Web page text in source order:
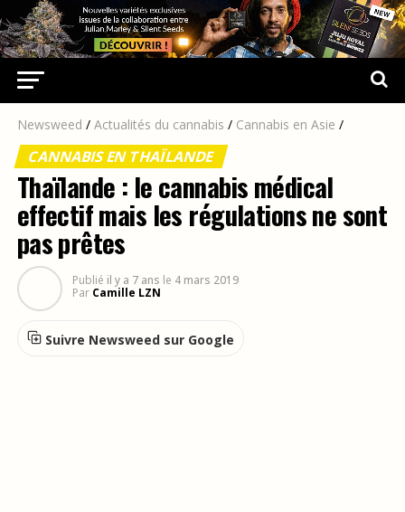
Newsweed / Actualités du cannabis / Cannabis en Asie /
CANNABIS EN THAÏLANDE
Thaïlande : le cannabis médical
effectif mais les régulations ne sont
pas prêtes
Publié il y a 7 ans le 4 mars 2019
Par Camille LZN
Suivre Newsweed sur Google